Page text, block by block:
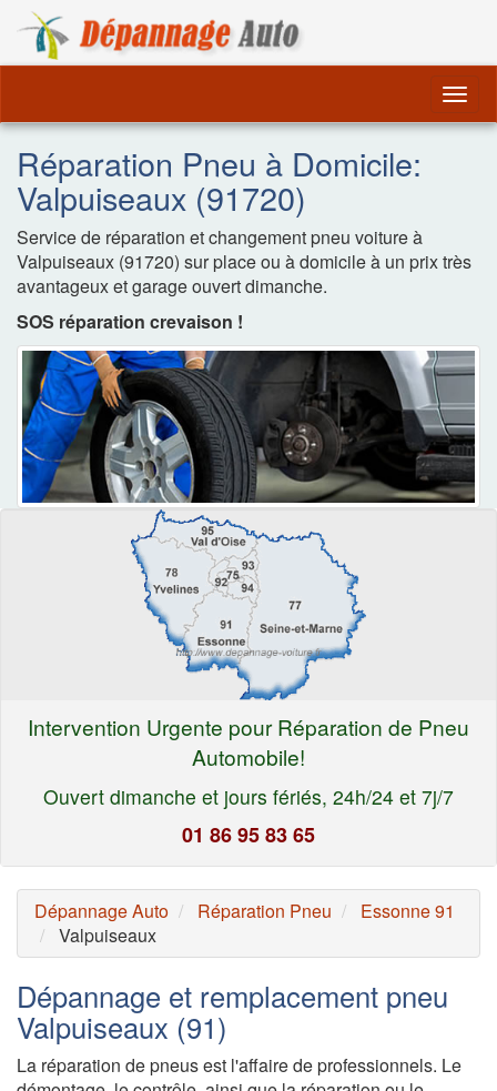
Réparation Pneu à Domicile:
Valpuiseaux (91720)
Service de réparation et changement pneu voiture à
Valpuiseaux (91720) sur place ou à domicile à un prix très
avantageux et garage ouvert dimanche.
SOS réparation crevaison !
Intervention Urgente pour Réparation de Pneu
Automobile!
Ouvert dimanche et jours fériés, 24h/24 et 7j/7
01 86 95 83 65
Dépannage Auto Réparation Pneu
Essonne 91
Valpuiseaux
Dépannage et remplacement pneu
Valpuiseaux (91)
La réparation de pneus est l'affaire de professionnels. Le